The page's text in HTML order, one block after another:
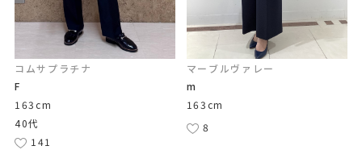
コムサプラチナ
F
163cm
40代
141
マーブルヴァレー
m
163cm
8